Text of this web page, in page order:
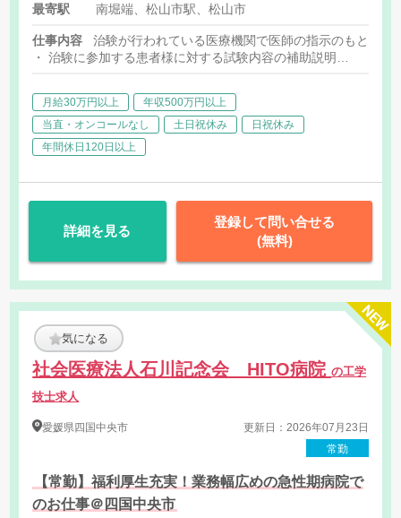
最寄駅
南堀端、松山市駅、松山市
仕事内容
治験が行われている医療機関で医師の指示のもと医
・ 治験に参加する患者様に対する試験内容の補助説明
・ 患者様との面談・服薬状況の確認
・ 診療・検査への同席
・ 院内スタッフへの連絡・調整
・ 症例報告書の作成支援など
・担当(試験)件数:平均4-6本
月給30万円以上
年収500万円以上
当直・オンコールなし
土日祝休み
日祝休み
年間休日120日以上
詳細を見る
登録して問い合せる
(無料)
気になる
社会医療法人石川記念会 HITO病院の工学
技士求人
愛媛県四国中央市
更新日：2026年07月23日
常勤
【常勤】福利厚生充実！業務幅広めの急性期病院で
のお仕事＠四国中央市